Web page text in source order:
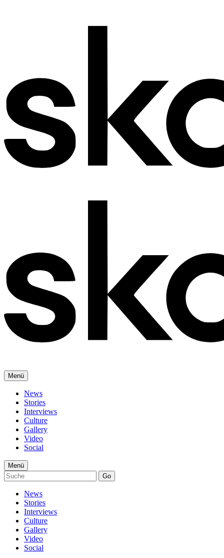
Menü
News
Stories
Interviews
Culture
Gallery
Video
Social
Menü
Go
News
Stories
Interviews
Culture
Gallery
Video
Social